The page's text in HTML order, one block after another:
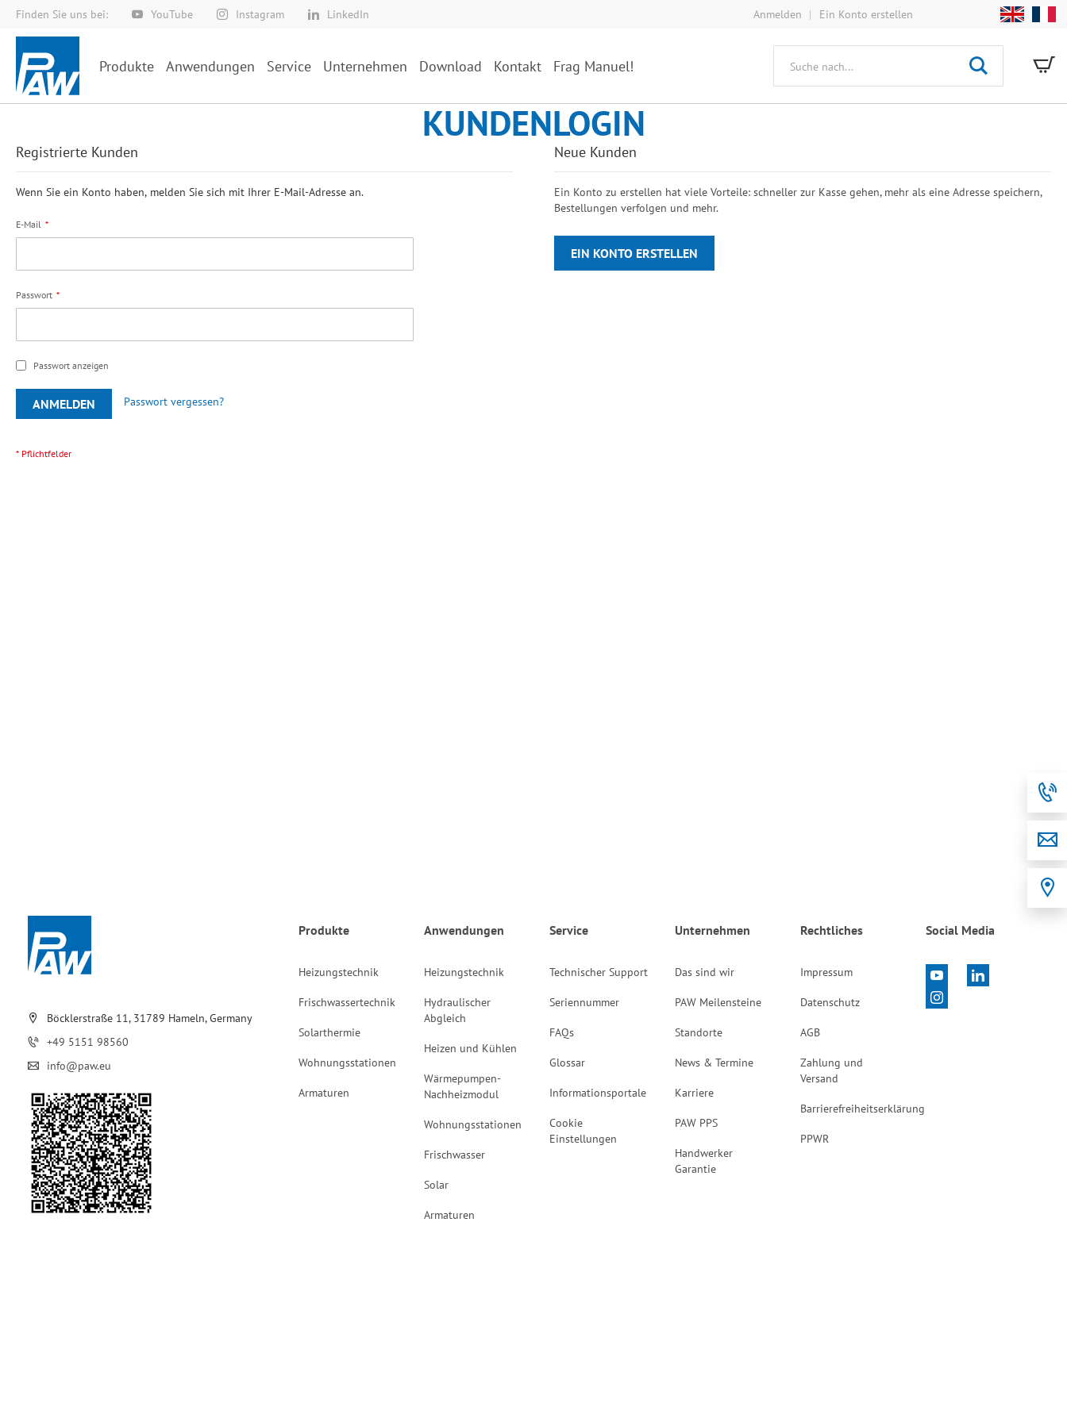
Finden Sie uns bei: YouTube Instagram LinkedIn
Direkt
zum
Inhalt
Anmelden Ein Konto erstellen
Produkte Anwendungen Service Unternehmen Download Kontakt Frag Manuel!
Suche
KUNDENLOGIN
Registrierte Kunden
Wenn Sie ein Konto haben, melden Sie sich mit Ihrer E-Mail-Adresse an.
E-Mail
Passwort
Passwort anzeigen
ANMELDEN Passwort vergessen?
Neue Kunden
Ein Konto zu erstellen hat viele Vorteile: schneller zur Kasse gehen, mehr als eine Adresse speichern,
Bestellungen verfolgen und mehr.
EIN KONTO ERSTELLEN
Böcklerstraße 11, 31789 Hameln, Germany
+49 5151 98560
info@paw.eu
Produkte
Heizungstechnik
Frischwassertechnik
Solarthermie
Wohnungsstationen
Armaturen
Anwendungen
Heizungstechnik
Hydraulischer
Abgleich
Heizen und Kühlen
Wärmepumpen-
Nachheizmodul
Wohnungsstationen
Frischwasser
Solar
Armaturen
Service
Technischer Support
Seriennummer
FAQs
Glossar
Informationsportale
Cookie
Einstellungen
Unternehmen
Das sind wir
PAW Meilensteine
Standorte
News & Termine
Karriere
PAW PPS
Handwerker
Garantie
Rechtliches
Impressum
Datenschutz
AGB
Zahlung und
Versand
Barrierefreiheitserklärung
PPWR
Social Media